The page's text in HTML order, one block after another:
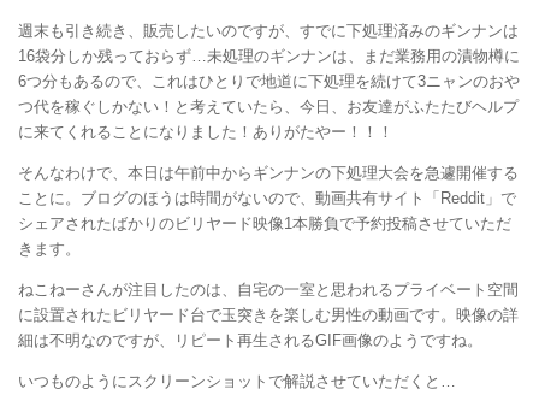
週末も引き続き、販売したいのですが、すでに下処理済みのギンナンは
16袋分しか残っておらず…未処理のギンナンは、まだ業務用の漬物樽に
6つ分もあるので、これはひとりで地道に下処理を続けて3ニャンのおや
つ代を稼ぐしかない！と考えていたら、今日、お友達がふたたびヘルプ
に来てくれることになりました！ありがたやー！！！
そんなわけで、本日は午前中からギンナンの下処理大会を急遽開催する
ことに。ブログのほうは時間がないので、動画共有サイト「Reddit」で
シェアされたばかりのビリヤード映像1本勝負で予約投稿させていただ
きます。
ねこねーさんが注目したのは、自宅の一室と思われるプライベート空間
に設置されたビリヤード台で玉突きを楽しむ男性の動画です。映像の詳
細は不明なのですが、リピート再生されるGIF画像のようですね。
いつものようにスクリーンショットで解説させていただくと…